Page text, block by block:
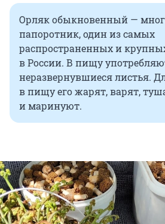
Орляк обыкновенный —
папоротник, один из самых
распространенных и
в России. В пищу
неразвернувшиеся листья.
в пищу его жарят, варят,
и маринуют.